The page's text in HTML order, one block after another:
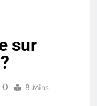
sur
0 8 Mins